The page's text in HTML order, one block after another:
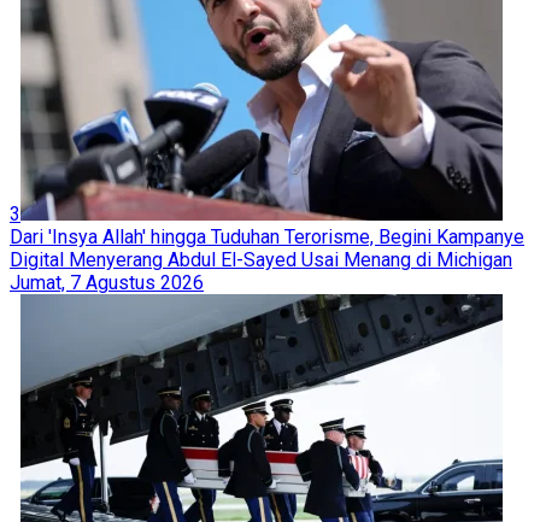
3
Dari 'Insya Allah' hingga Tuduhan Terorisme, Begini Kampanye
Digital Menyerang Abdul El-Sayed Usai Menang di Michigan
Jumat, 7 Agustus 2026